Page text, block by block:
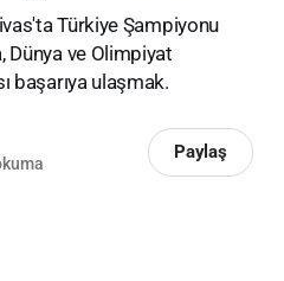
Türkiye Şampiyonu
Dünya ve Olimpiyat
başarıya ulaşmak.
Paylaş